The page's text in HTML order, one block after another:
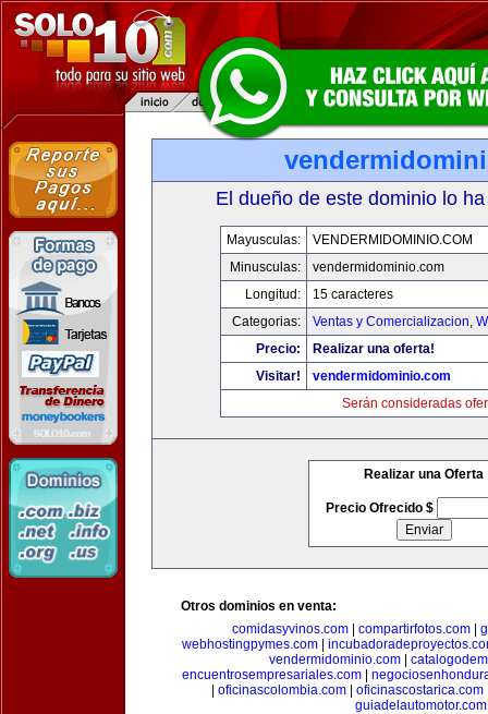
El dueño de este dominio lo
Mayusculas:
VENDERMIDOMINIO.COM
Minusculas:
vendermidominio.com
Longitud:
15 caracteres
Categorias:
Ventas y Comercializacion,
Precio:
Realizar una oferta!
Visitar!
vendermidominio.com
Serán consideradas
Realizar una Oferta
Precio Ofrecido $
Otros dominios en venta:
comidasyvinos.com| compartirfotos.com|
webhostingpymes.com
vendermidominio.com|
encuentrosempresariales.com|
oficinascolombia.com| oficinascostarica.com
guiadelautomotor.com